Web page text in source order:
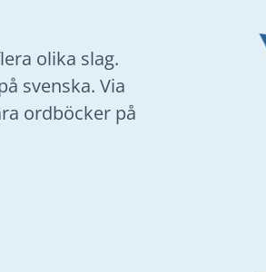
olika slag.
svenska. Via
ordböcker på